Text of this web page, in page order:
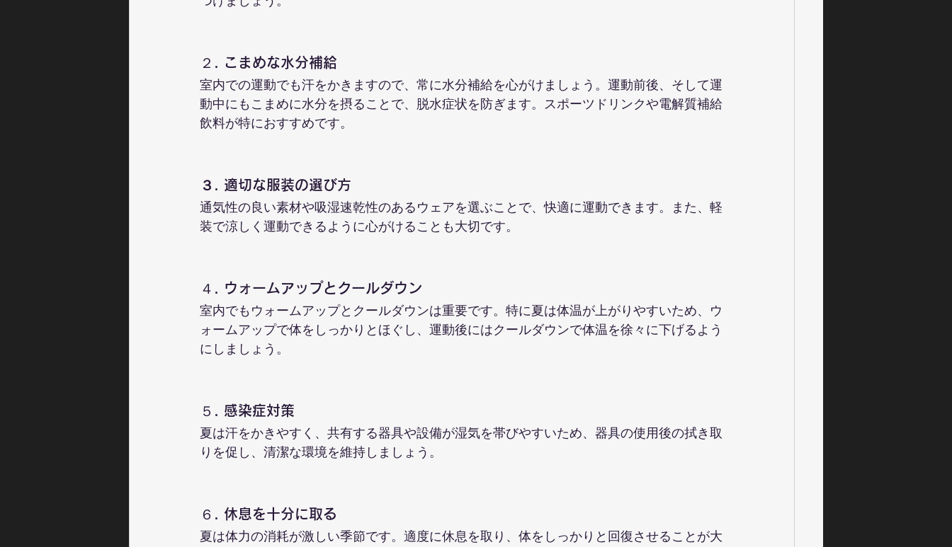
２. こまめな水分補給
室内での運動でも汗をかきますので、常に水分補給を心がけましょう。運動前後、そして運
動中にもこまめに水分を摂ることで、脱水症状を防ぎます。スポーツドリンクや電解質補給
飲料が特におすすめです。
３. 適切な服装の選び方
通気性の良い素材や吸湿速乾性のあるウェアを選ぶことで、快適に運動できます。また、軽
装で涼しく運動できるように心がけることも大切です。
４. ウォームアップとクールダウン
室内でもウォームアップとクールダウンは重要です。特に夏は体温が上がりやすいため、ウ
ォームアップで体をしっかりとほぐし、運動後にはクールダウンで体温を徐々に下げるよう
にしましょう。
５. 感染症対策
夏は汗をかきやすく、共有する器具や設備が湿気を帯びやすいため、器具の使用後の拭き取
りを促し、清潔な環境を維持しましょう。
６. 休息を十分に取る
夏は体力の消耗が激しい季節です。適度に休息を取り、体をしっかりと回復させることが大